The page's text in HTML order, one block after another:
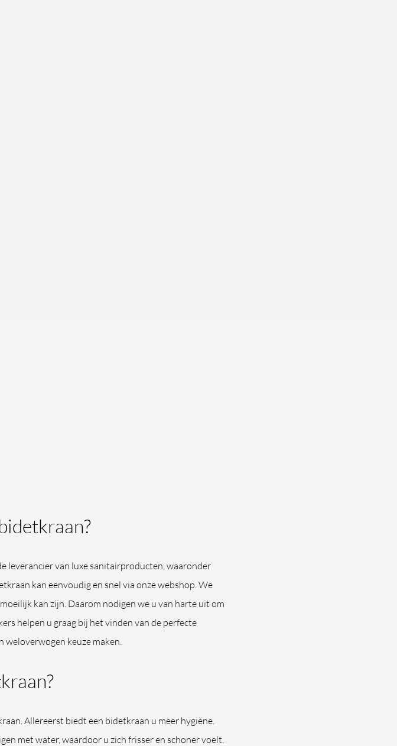
leverancier van luxe sanitairproducten, waaronder
kan eenvoudig en snel via onze webshop. We
kan zijn. Daarom nodigen we u van harte uit om
helpen u graag bij het vinden van de perfecte
weloverwogen keuze maken.
Allereerst biedt een bidetkraan u meer hygiëne.
met water, waardoor u zich frisser en schoner voelt.